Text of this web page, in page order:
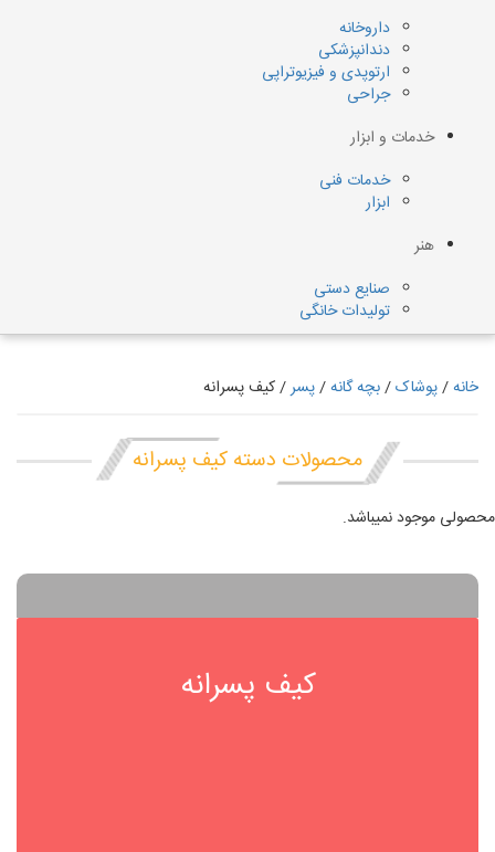
داروخانه
دندانپزشکی
ارتوپدی و فیزیوتراپی
جراحی
خدمات و ابزار
خدمات فنی
ابزار
هنر
صنایع دستی
تولیدات خانگی
خانه/پوشاک/بچه گانه/پسر/ کیف پسرانه
محصولات دسته کیف پسرانه
محصولی موجود نمیباشد.
کیف پسرانه